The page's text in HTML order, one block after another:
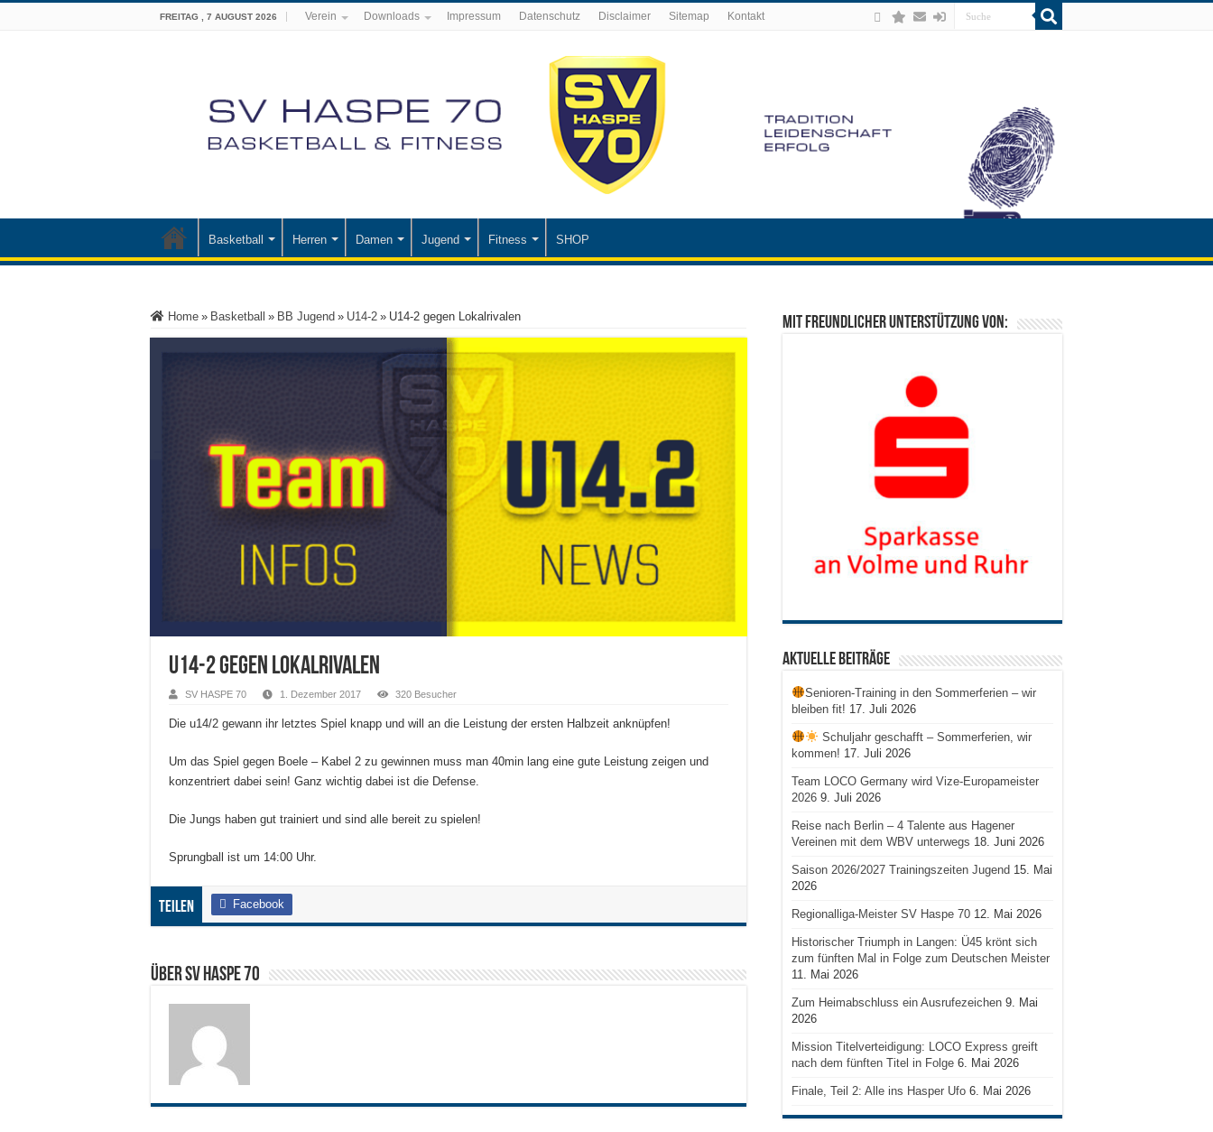
FREITAG , 7 AUGUST 2026 Verein Downloads Impressum Datenschutz Disclaimer Sitemap Kontakt
Basketball Herren Damen Jugend Fitness SHOP
Home » Basketball » BB Jugend » U14-2 » U14-2 gegen Lokalrivalen
U14-2 gegen Lokalrivalen
SV HASPE 70 1. Dezember 2017 320 Besucher
Die u14/2 gewann ihr letztes Spiel knapp und will an die Leistung der ersten Halbzeit anknüpfen!
Um das Spiel gegen Boele – Kabel 2 zu gewinnen muss man 40min lang eine gute Leistung zeigen und
konzentriert dabei sein! Ganz wichtig dabei ist die Defense.
Die Jungs haben gut trainiert und sind alle bereit zu spielen!
Sprungball ist um 14:00 Uhr.
Teilen Facebook
Über SV HASPE 70
Mit freundlicher Unterstützung von:
Aktuelle Beiträge
Senioren-Training in den Sommerferien – wir
bleiben fit! 17. Juli 2026
Schuljahr geschafft – Sommerferien, wir
kommen! 17. Juli 2026
Team LOCO Germany wird Vize-Europameister
2026 9. Juli 2026
Reise nach Berlin – 4 Talente aus Hagener
Vereinen mit dem WBV unterwegs 18. Juni 2026
Saison 2026/2027 Trainingszeiten Jugend 15. Mai
2026
Regionalliga-Meister SV Haspe 70 12. Mai 2026
Historischer Triumph in Langen: Ü45 krönt sich
zum fünften Mal in Folge zum Deutschen Meister
11. Mai 2026
Zum Heimabschluss ein Ausrufezeichen 9. Mai
2026
Mission Titelverteidigung: LOCO Express greift
nach dem fünften Titel in Folge 6. Mai 2026
Finale, Teil 2: Alle ins Hasper Ufo 6. Mai 2026